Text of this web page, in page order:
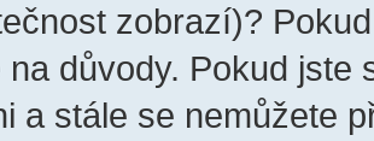
zobrazí)?
na důvody. Pokud jste
a stále se nemůžete